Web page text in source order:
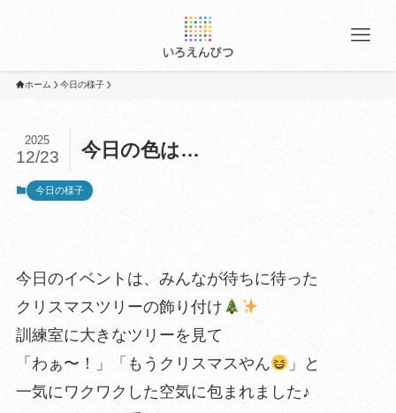
ホーム 今日の様子
今日の色は…
2025
12/23
今日の様子
今日のイベントは、みんなが待ちに待った
クリスマスツリーの飾り付け
訓練室に大きなツリーを見て
「わぁ〜！」「もうクリスマスやん
」と
一気にワクワクした空気に包まれました♪